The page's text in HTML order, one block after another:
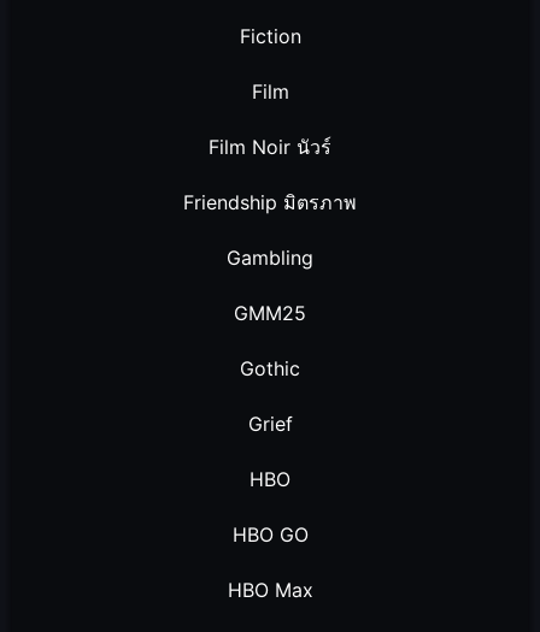
Fiction
Film
Film Noir นัวร์
Friendship มิตรภาพ
Gambling
GMM25
Gothic
Grief
HBO
HBO GO
HBO Max